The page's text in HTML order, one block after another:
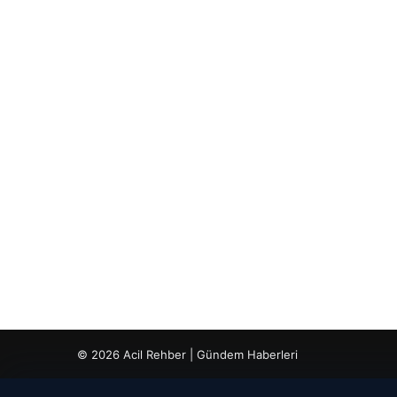
© 2026 Acil Rehber | Gündem Haberleri